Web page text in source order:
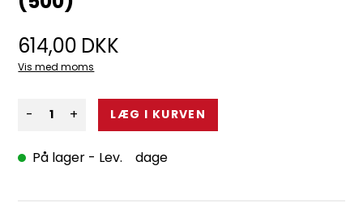
614,00 DKK
Vis med moms
- +
På lager - Lev. dage